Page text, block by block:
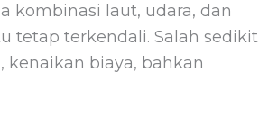
kombinasi laut, udara, dan
tetap terkendali. Salah sedikit
biaya, bahkan